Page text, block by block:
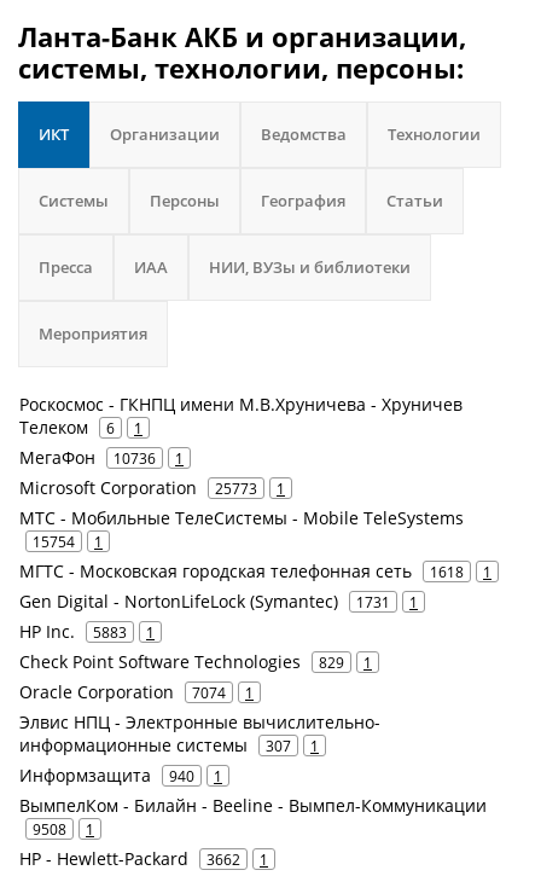
Ланта-Банк АКБ и организации,
системы, технологии, персоны:
ИКТ Организации Ведомства Технологии
Системы Персоны География Статьи
Пресса ИАА НИИ, ВУЗы и библиотеки
Мероприятия
Роскосмос - ГКНПЦ имени М.В.Хруничева - Хруничев
Телеком
6 1
МегаФон 10736 1
Microsoft Corporation 25773 1
МТС - Мобильные ТелеСистемы - Mobile TeleSystems
15754 1
МГТС - Московская городская телефонная сеть 1618 1
Gen Digital - NortonLifeLock (Symantec) 1731 1
HP Inc. 5883 1
Check Point Software Technologies 829 1
Oracle Corporation 7074 1
Элвис НПЦ - Электронные вычислительно-
информационные системы
307 1
Информзащита 940 1
ВымпелКом - Билайн - Beeline - Вымпел-Коммуникации
9508 1
HP - Hewlett-Packard 3662 1